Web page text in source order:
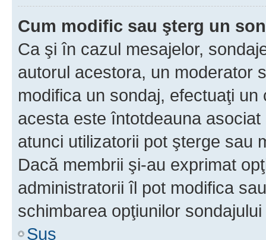
Cum modific sau şterg un
Ca şi în cazul mesajelor,
autorul acestora, un moderator
modifica un sondaj, efectuaţi
acesta este întotdeauna
atunci utilizatorii pot şterge sau
Dacă membrii şi-au exprimat
administratorii îl pot modifica
schimbarea opţiunilor
Sus